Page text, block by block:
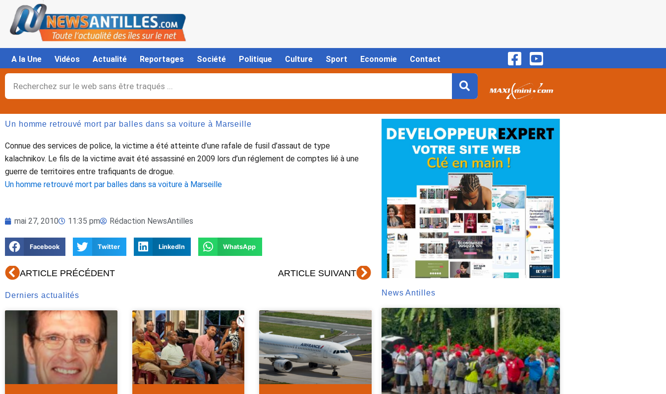
contenu
A la Une Vidéos Actualité Reportages Société Politique Culture Sport Economie Contact
Rechercher
Un homme retrouvé mort par balles dans sa voiture à Marseille
Connue des services de police, la victime a été atteinte d’une rafale de fusil d’assaut de type
kalachnikov. Le fils de la victime avait été assassiné en 2009 lors d’un réglement de comptes lié à une
guerre de territoires entre trafiquants de drogue.
Un homme retrouvé mort par balles dans sa voiture à Marseille
mai 27, 2010 11:35 pm Rédaction NewsAntilles
Facebook Twitter LinkedIn WhatsApp
Précédent
ARTICLE PRÉCÉDENT ARTICLE SUIVANTSuivant
Derniers actualités News Antilles